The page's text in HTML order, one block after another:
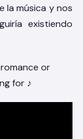
la música y nos
existiendo
or
for ♪